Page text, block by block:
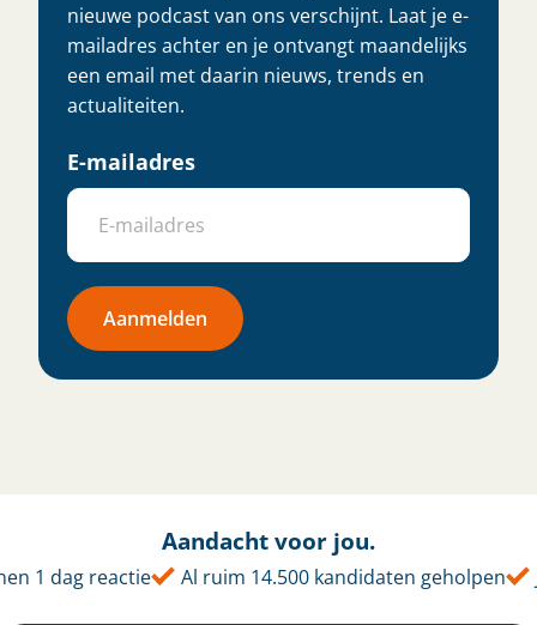
nieuwe podcast van ons verschijnt. Laat je e-
mailadres achter en je ontvangt maandelijks
een email met daarin nieuws, trends en
actualiteiten.
E-mailadres
Aanmelden
Aandacht voor jou.
1 dag reactie Al ruim 14.500 kandidaten geholpen